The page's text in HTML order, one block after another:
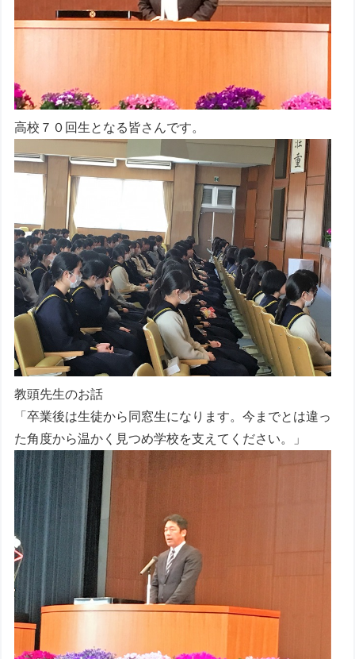
高校７０回生となる皆さんです。
教頭先生のお話
「卒業後は生徒から同窓生になります。今までとは違っ
た角度から温かく見つめ学校を支えてください。」